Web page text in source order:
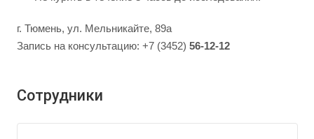
г. Тюмень, ул. Мельникайте, 89а
Запись на консультацию: +7 (3452) 56-12-12
Сотрудники